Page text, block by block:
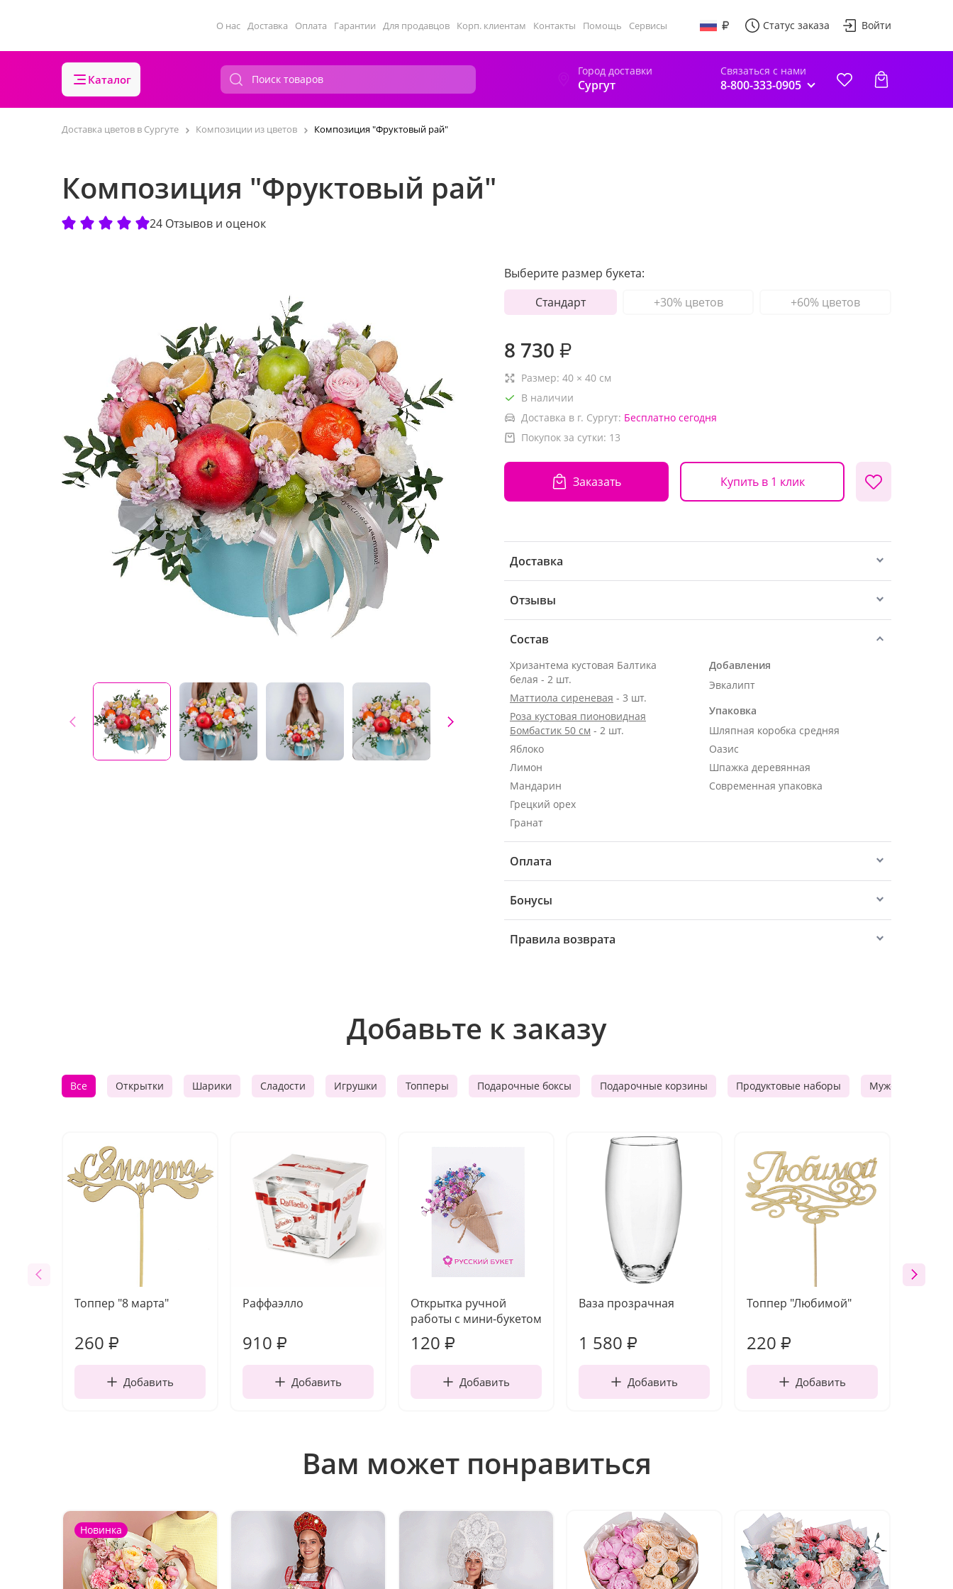
О нас Доставка Оплата Гарантии Для продавцов Корп. клиентам Контакты Помощь Сервисы Статус заказа Войти
Каталог
Город доставки
Сургут
Связаться с нами
8-800-333-0905
Доставка цветов в Сургуте Композиции из цветов Композиция "Фруктовый рай"
Композиция "Фруктовый рай"
24 Отзывов и оценок
Выберите размер букета:
Стандарт
+30% цветов +60% цветов
8 730 ₽
Размер: 40 × 40 см
В наличии
Доставка в г. Сургут: Бесплатно сегодня
Покупок за сутки: 13
Заказать Купить в 1 клик
Доставка
Отзывы
Состав
Хризантема кустовая Балтика
белая - 2 шт.
Маттиола сиреневая - 3 шт.
Роза кустовая пионовидная
Бомбастик 50 см - 2 шт.
Яблоко
Лимон
Мандарин
Грецкий орех
Гранат
Добавления
Эвкалипт
Упаковка
Шляпная коробка средняя
Оазис
Шпажка деревянная
Современная упаковка
Оплата
Бонусы
Правила возврата
Добавьте к заказу
Все Открытки Шарики Сладости Игрушки Топперы Подарочные боксы Подарочные корзины Продуктовые наборы Мужские
Топпер "8 марта"
260 ₽
Добавить
Раффаэлло
910 ₽
Добавить
Открытка ручной
работы с мини-букетом
120 ₽
Добавить
Ваза прозрачная
1 580 ₽
Добавить
Топпер "Любимой"
220 ₽
Добавить
Вам может понравиться
Новинка